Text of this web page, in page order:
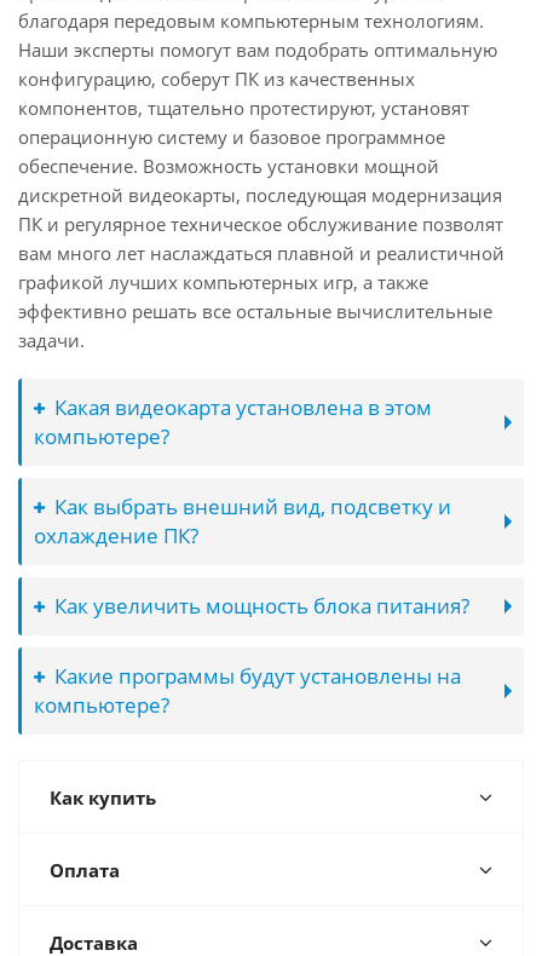
благодаря передовым компьютерным технологиям.
Наши эксперты помогут вам подобрать оптимальную
конфигурацию, соберут ПК из качественных
компонентов, тщательно протестируют, установят
операционную систему и базовое программное
обеспечение. Возможность установки мощной
дискретной видеокарты, последующая модернизация
ПК и регулярное техническое обслуживание позволят
вам много лет наслаждаться плавной и реалистичной
графикой лучших компьютерных игр, а также
эффективно решать все остальные вычислительные
задачи.
Какая видеокарта установлена в этом
компьютере?
Как выбрать внешний вид, подсветку и
охлаждение ПК?
Как увеличить мощность блока питания?
Какие программы будут установлены на
компьютере?
Как купить
Оплата
Доставка